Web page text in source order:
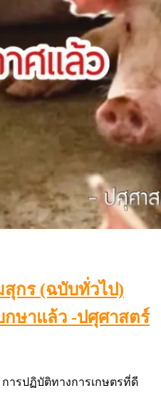
สุกร (ฉบับทั่วไป)
กษาแล้ว -ปศุศาสตร์
ารปฏิบัติทางการเกษตรที่ดี